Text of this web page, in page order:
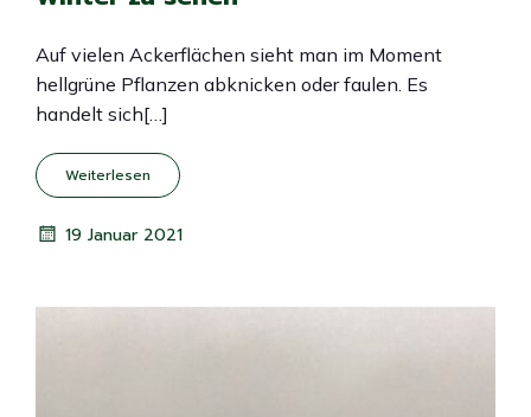
Auf vielen Ackerflächen sieht man im Moment
hellgrüne Pflanzen abknicken oder faulen. Es
handelt sich[…]
Weiterlesen
19 Januar 2021